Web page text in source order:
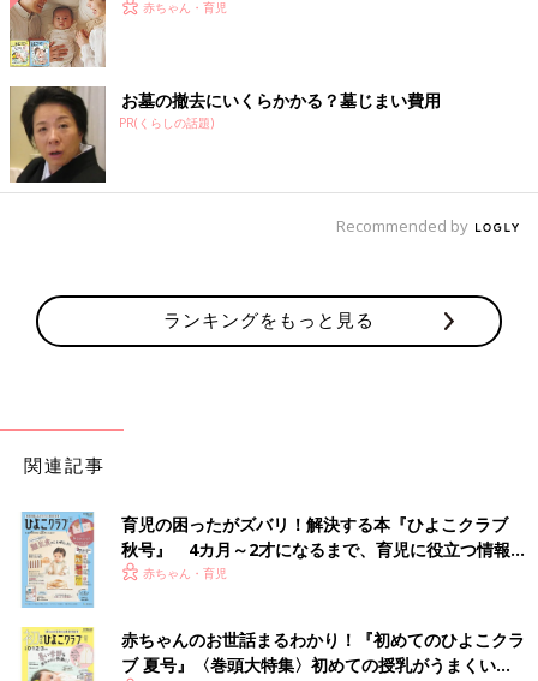
赤ちゃん・育児
お墓の撤去にいくらかかる？墓じまい費用
PR(くらしの話題)
Recommended by
ランキングをもっと見る
関連記事
育児の困ったがズバリ！解決する本『ひよこクラブ
秋号』 4カ月～2才になるまで、育児に役立つ情報が
いっぱい！
赤ちゃん・育児
赤ちゃんのお世話まるわかり！『初めてのひよこクラ
ブ 夏号』〈巻頭大特集〉初めての授乳がうまくい